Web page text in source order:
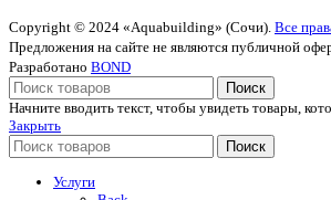
Copyright © 2024 «Aquabuilding» (Сочи). Все
Предложения на сайте не являются публичной
Разработано BOND
Поиск
Начните вводить текст, чтобы увидеть товары,
Закрыть
Поиск
Услуги